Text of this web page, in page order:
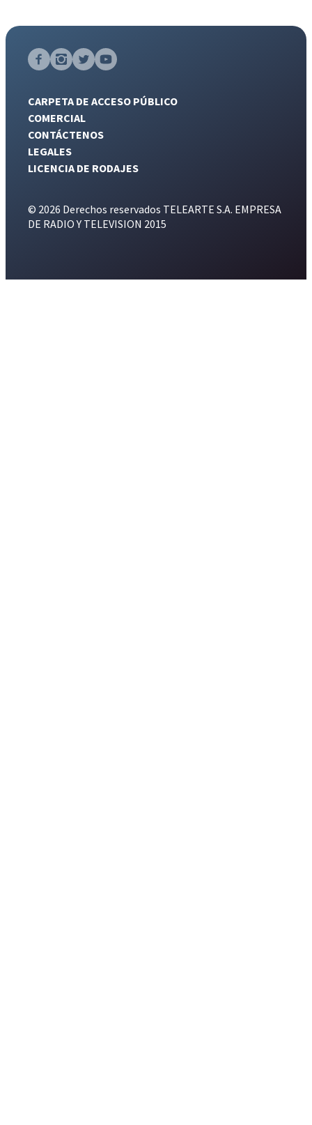
CARPETA DE ACCESO PÚBLICO
COMERCIAL
CONTÁCTENOS
LEGALES
LICENCIA DE RODAJES
© 2026 Derechos reservados TELEARTE S.A. EMPRESA
DE RADIO Y TELEVISION 2015